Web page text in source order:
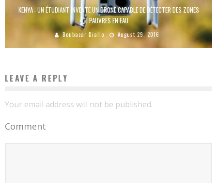
KENYA : UN ÉTUDIANT INVENTE UN DRONE CAPABLE DE DÉTECTER DES ZONES
PAUVRES EN EAU
Boubacar Diallo August 29, 2016
LEAVE A REPLY
Your email address will not be published.
Comment